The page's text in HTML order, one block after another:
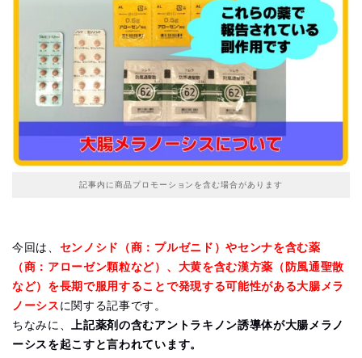
記事内に商品プロモーションを含む場合があります
今回は、 センノシド（商：プルゼニド）やセンナを含む薬
（商：アローゼン顆粒など）、大黄を含む漢方薬（防風通聖散
など）を長期で服用することで発現する可能性がある大腸メラ
ノーシス に関する記事です。
ちなみに、上記薬剤の含むアントラキノン誘導体が大腸メラノ
ーシスを起こすと言われています。